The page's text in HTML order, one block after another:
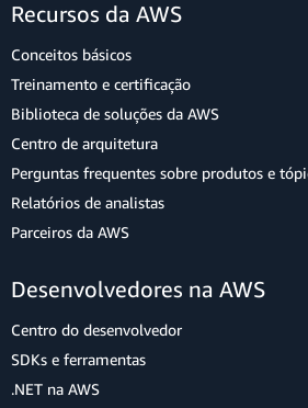
Recursos da AWS
Conceitos básicos
Treinamento e certificação
Biblioteca de soluções da AWS
Centro de arquitetura
Perguntas frequentes sobre produtos e
Relatórios de analistas
Parceiros da AWS
Desenvolvedores na AWS
Centro do desenvolvedor
SDKs e ferramentas
.NET na AWS